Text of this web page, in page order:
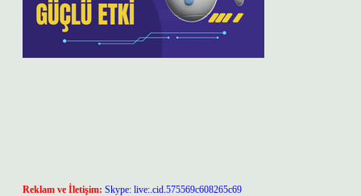
Reklam ve İletişim: Skype: live:.cid.575569c608265c69